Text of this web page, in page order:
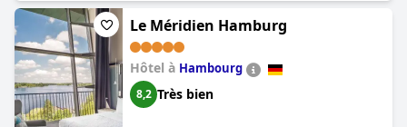
Hölzer à la technologie moderne. Bien que certains critiques
aient trouvé que l'hébergement était "4 étoiles" plutôt que "5
étoiles", la plupart s'accordent à dire que cet hôtel a tenu sa
promesse de luxe. Que vous soyez à la recherche d'une
escapade romantique ou simplement d'un hébergement
fabuleux dans un emplacement de premier choix, l'hôtel Suitess
est un excellent choix que nous vous recommandons vivement.
Le Méridien Hamburg
Hôtel à Hambourg
8,2 Très bien